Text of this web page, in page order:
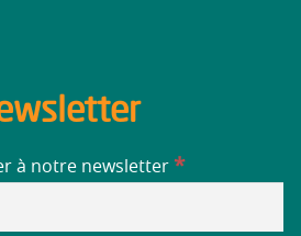
à notre newsletter *